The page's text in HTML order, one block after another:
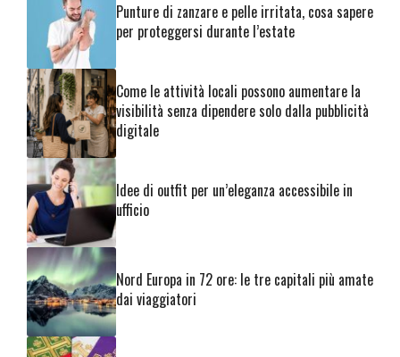
Punture di zanzare e pelle irritata, cosa sapere
per proteggersi durante l’estate
Come le attività locali possono aumentare la
visibilità senza dipendere solo dalla pubblicità
digitale
Idee di outfit per un’eleganza accessibile in
ufficio
Nord Europa in 72 ore: le tre capitali più amate
dai viaggiatori